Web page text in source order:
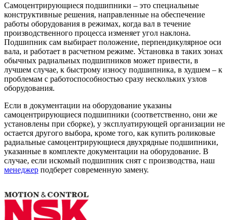
Самоцентрирующиеся подшипники – это специальные
конструктивные решения, направленные на обеспечение
работы оборудования в режимах, когда вал в течение
производственного процесса изменяет угол наклона.
Подшипник сам выбирает положение, перпендикулярное оси
вала, и работает в расчетном режиме. Установка в таких зонах
обычных радиальных подшипников может привести, в
лучшем случае, к быстрому износу подшипника, в худшем – к
проблемам с работоспособностью сразу нескольких узлов
оборудования.
Если в документации на оборудование указаны
самоцентрирующиеся подшипники (соответственно, они же
установлены при сборке), у эксплуатирующей организации не
остается другого выбора, кроме того, как купить роликовые
радиальные самоцентрирующиеся двухрядные подшипники,
указанные в комплекте документации на оборудование. В
случае, если искомый подшипник снят с производства, наш
менеджер подберет современную замену.